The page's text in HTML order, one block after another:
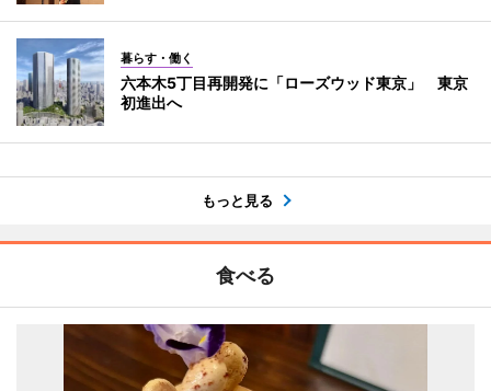
暮らす・働く
六本木5丁目再開発に「ローズウッド東京」 東京
初進出へ
もっと見る
食べる